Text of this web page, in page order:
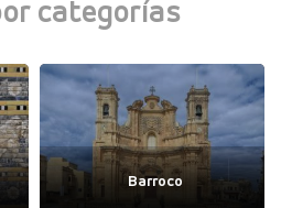
categorías
Barroco